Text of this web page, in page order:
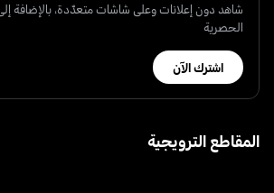
شاهد دون إعلانات وعلى شاشات متعدّدة، بالإضافة إلى
الحصرية
اشترك الآن
المقاطع الترويجية